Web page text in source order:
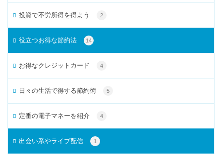
投資で不労所得を得よう 2
役立つお得な節約法 14
お得なクレジットカード 4
日々の生活で得する節約術 5
定番の電子マネーを紹介 4
出会い系やライブ配信 1